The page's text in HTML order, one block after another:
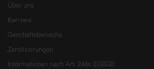
Über uns
Karriere
Geschäftsbereiche
Zertifizierungen
Informationen nach Art. 246c EGBGB